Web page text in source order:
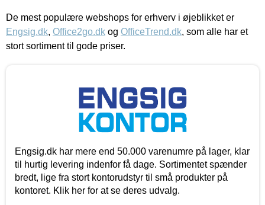
De mest populære webshops for erhverv i øjeblikket er
Engsig.dk, Office2go.dk og OfficeTrend.dk, som alle har et
stort sortiment til gode priser.
Engsig.dk har mere end 50.000 varenumre på lager, klar
til hurtig levering indenfor få dage. Sortimentet spænder
bredt, lige fra stort kontorudstyr til små produkter på
kontoret. Klik her for at se deres udvalg.